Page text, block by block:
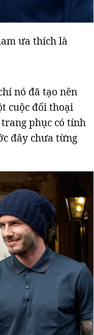
ưa thích là
nó đã tạo nên
cuộc đối thoại
phục có tính
đây chưa từng